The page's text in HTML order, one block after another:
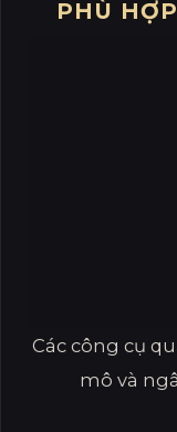
PHÙ
Các công cụ
mô và